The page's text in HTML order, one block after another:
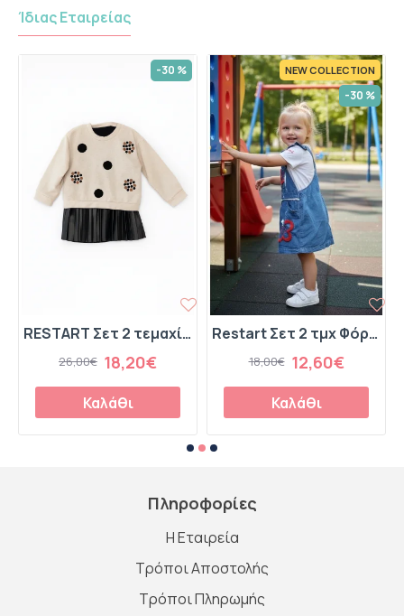
Ίδιας Εταιρείας
-30 %
RESTART Σετ 2 τεμαχίων Φόρεμα Δερματίνη και Φούστα 25-10415 Εκρού
18,20€
26,00€
Καλάθι
NEW COLLECTION
-30 %
Restart Σετ 2 τμχ Φόρεμα Τζιν και Μπλούζα 26-10812 Μπλε
12,60€
18,00€
Καλάθι
Πληροφορίες
Η Εταιρεία
Τρόποι Αποστολής
Τρόποι Πληρωμής